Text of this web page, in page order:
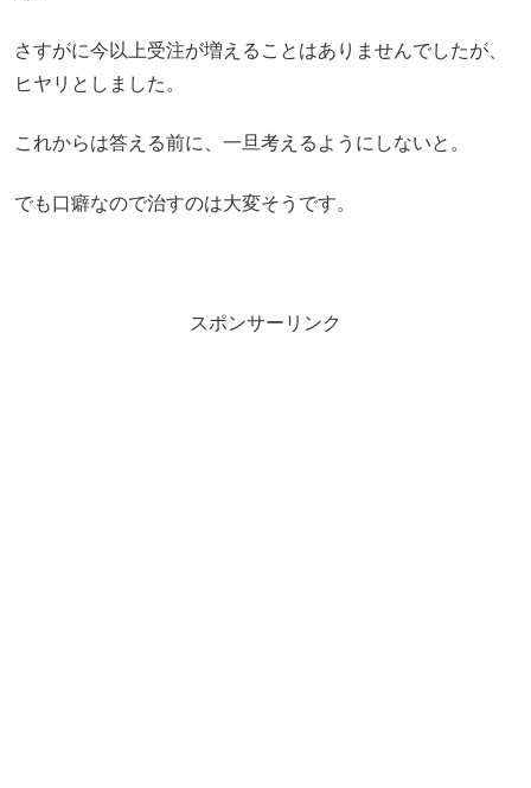
さすがに今以上受注が増えることはありませんでしたが、
ヒヤリとしました。
これからは答える前に、一旦考えるようにしないと。
でも口癖なので治すのは大変そうです。
スポンサーリンク